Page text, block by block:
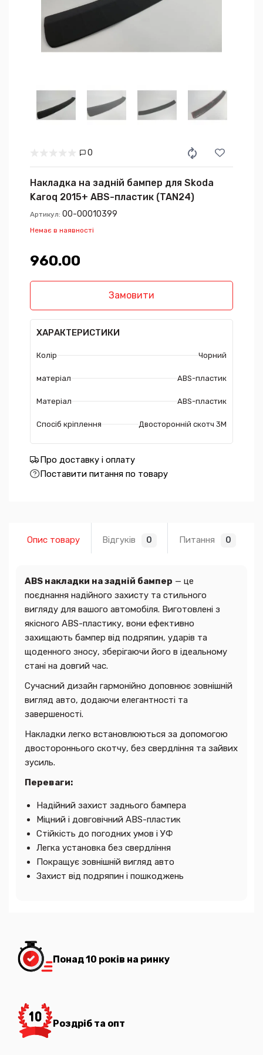
0
Накладка на задній бампер для Skoda
Karoq 2015+ ABS-пластик (TAN24)
Артикул: 00-00010399
Немає в наявності
960.00₴
Замовити
ХАРАКТЕРИСТИКИ
Колір Чорний
матеріал ABS-пластик
Матеріал ABS-пластик
Спосіб кріплення Двосторонній скотч 3М
Про доставку і оплату
Поставити питання по товару
Опис товару Відгуків 0 Питання 0
ABS накладки на задній бампер — це
поєднання надійного захисту та стильного
вигляду для вашого автомобіля. Виготовлені з
якісного ABS-пластику, вони ефективно
захищають бампер від подряпин, ударів та
щоденного зносу, зберігаючи його в ідеальному
стані на довгий час.
Сучасний дизайн гармонійно доповнює зовнішній
вигляд авто, додаючи елегантності та
завершеності.
Накладки легко встановлюються за допомогою
двостороннього скотчу, без свердління та зайвих
зусиль.
Переваги:
Надійний захист заднього бампера
Міцний і довговічний ABS-пластик
Стійкість до погодних умов і УФ
Легка установка без свердління
Покращує зовнішній вигляд авто
Захист від подряпин і пошкоджень
Понад 10 років на ринку
Роздріб та опт